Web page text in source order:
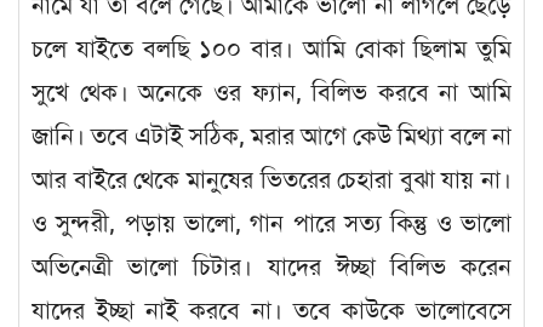
চলে যাইতে বলছি ১০০ বার। আমি বোকা ছিলাম তুমি
সুখে থেক। অনেকে ওর ফ্যান, বিলিভ করবে না আমি
জানি। তবে এটাই সঠিক, মরার আগে কেউ মিথ্যা বলে না
আর বাইরে থেকে মানুষের ভিতরের চেহারা বুঝা যায় না।
ও সুন্দরী, পড়ায় ভালো, গান পারে সত্য কিন্তু ও ভালো
অভিনেত্রী ভালো চিটার। যাদের ঈচ্ছা বিলিভ করেন
যাদের ইচ্ছা নাই করবে না। তবে কাউকে ভালোবেসে